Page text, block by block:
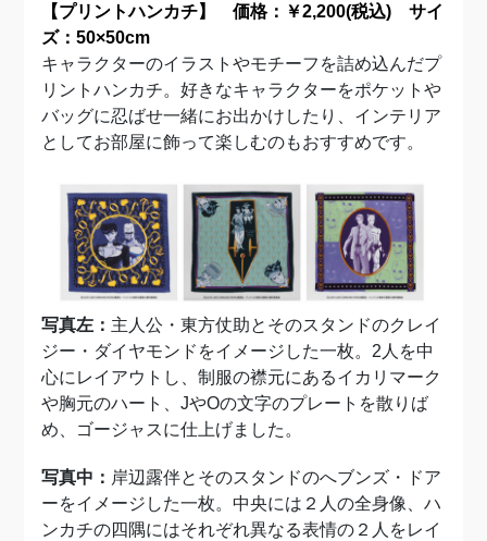
【プリントハンカチ】 価格：￥2,200(税込) サイ
ズ：50×50cm
キャラクターのイラストやモチーフを詰め込んだプ
リントハンカチ。好きなキャラクターをポケットや
バッグに忍ばせ一緒にお出かけしたり、インテリア
としてお部屋に飾って楽しむのもおすすめです。
写真左： 主人公・東方仗助とそのスタンドのクレイ
ジー・ダイヤモンドをイメージした一枚。2人を中
心にレイアウトし、制服の襟元にあるイカリマーク
や胸元のハート、JやOの文字のプレートを散りば
め、ゴージャスに仕上げました。
写真中： 岸辺露伴とそのスタンドのへブンズ・ドア
ーをイメージした一枚。中央には２人の全身像、ハ
ンカチの四隅にはそれぞれ異なる表情の２人をレイ